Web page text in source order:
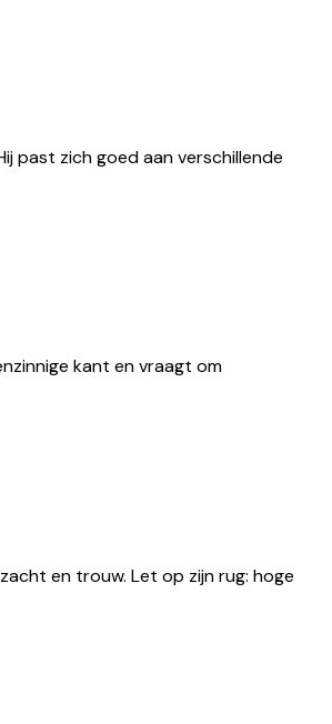
past zich goed aan verschillende
kant en vraagt om
en trouw. Let op zijn rug: hoge